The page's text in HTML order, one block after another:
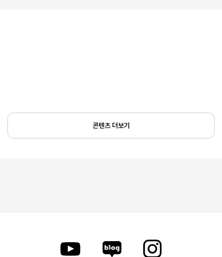
콘텐츠 더보기